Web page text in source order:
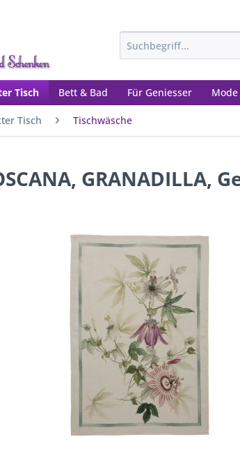
Tisch Bett & Bad Für Geniesser Mode
Tisch Tischwäsche
GRANADILLA,